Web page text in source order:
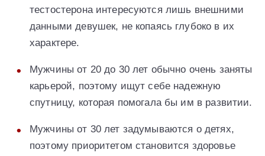
тестостерона интересуются лишь внешними
данными девушек, не копаясь глубоко в их
характере.
Мужчины от 20 до 30 лет обычно очень заняты
карьерой, поэтому ищут себе надежную
спутницу, которая помогала бы им в развитии.
Мужчины от 30 лет задумываются о детях,
поэтому приоритетом становится здоровье